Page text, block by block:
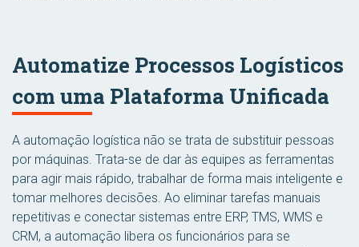
Automatize Processos Logísticos
com uma Plataforma Unificada
A automação logística não se trata de substituir pessoas
por máquinas. Trata-se de dar às equipes as ferramentas
para agir mais rápido, trabalhar de forma mais inteligente e
tomar melhores decisões. Ao eliminar tarefas manuais
repetitivas e conectar sistemas entre ERP, TMS, WMS e
CRM, a automação libera os funcionários para se